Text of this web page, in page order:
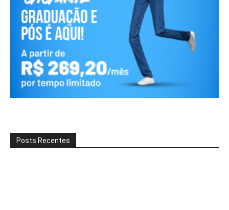
Posts Recentes